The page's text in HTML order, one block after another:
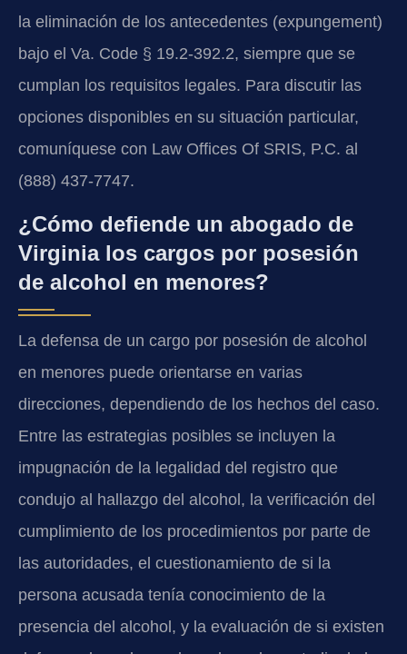
la eliminación de los antecedentes (expungement)
bajo el Va. Code § 19.2-392.2, siempre que se
cumplan los requisitos legales. Para discutir las
opciones disponibles en su situación particular,
comuníquese con Law Offices Of SRIS, P.C. al
(888) 437-7747.
¿Cómo defiende un abogado de
Virginia los cargos por posesión
de alcohol en menores?
La defensa de un cargo por posesión de alcohol
en menores puede orientarse en varias
direcciones, dependiendo de los hechos del caso.
Entre las estrategias posibles se incluyen la
impugnación de la legalidad del registro que
condujo al hallazgo del alcohol, la verificación del
cumplimiento de los procedimientos por parte de
las autoridades, el cuestionamiento de si la
persona acusada tenía conocimiento de la
presencia del alcohol, y la evaluación de si existen